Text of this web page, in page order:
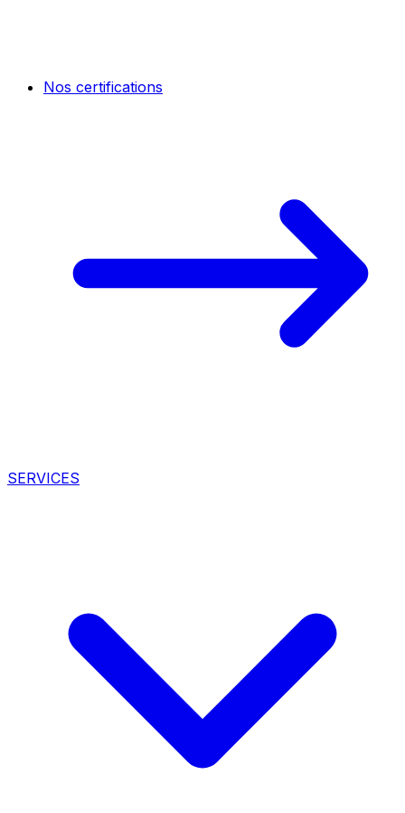
Nos certifications
SERVICES